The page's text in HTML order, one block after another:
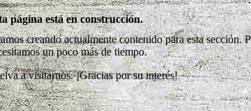
página está en construcción.
creando actualmente contenido para esta sección.
un poco más de tiempo.
a visitarnos. ¡Gracias por su interés!